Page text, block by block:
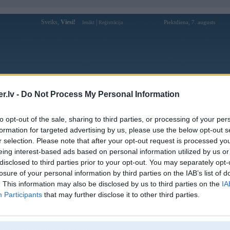
- Do Not Process My Personal Information
opt-out of the sale, sharing to third parties, or processing of your
for targeted advertising by us, please use the below opt-out
selection. Please note that after your opt-out request is processed
interest-based ads based on personal information utilized by us
to third parties prior to your opt-out. You may separately
of your personal information by third parties on the IAB’s list of
This information may also be disclosed by us to third parties on the
Participants that may further disclose it to other third parties.
Sveiks, Viesi! Ienākt Reģistrācija Piektdiena, 7. augusts
Forums Galerijas Reģistrācija Lietotāji
Lietotāja fujaks profils
Pēdējo reizi manīts: 11. Jul 2026, 21:48
Lietotājvārds:
fujaks
Pilsēta:
Rīga
Braucu ar:
Nodarbošanās:
Transports
Ziņojumi forumā:
2905